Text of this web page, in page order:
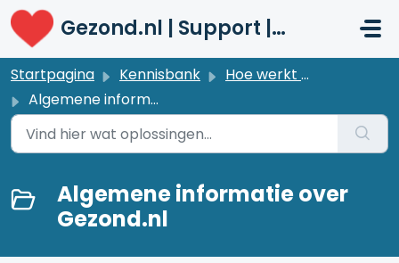
Doorgaan naar hoofdinhoud
Gezond.nl | Support | Patiënten
Startpagina Kennisbank
Hoe werkt Gezond.nl?
Algemene informatie over Gezond.nl
Algemene informatie over
Gezond.nl